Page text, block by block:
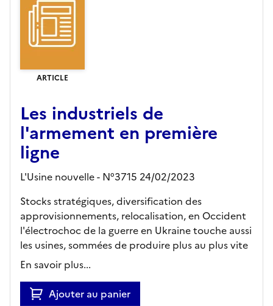
ARTICLE
Les industriels de
l'armement en première
ligne
L'Usine nouvelle - N°3715 24/02/2023
Stocks stratégiques, diversification des
approvisionnements, relocalisation, en Occident
l'électrochoc de la guerre en Ukraine touche aussi
les usines, sommées de produire plus au plus vite
En savoir plus...
Ajouter au panier